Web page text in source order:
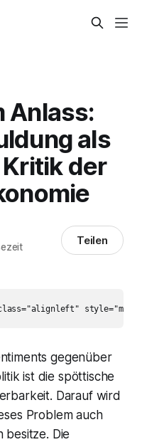
Anlass:
als
der
Teilen
gegenüber
ist die spöttische
Darauf wird
Problem auch
besitze. Die